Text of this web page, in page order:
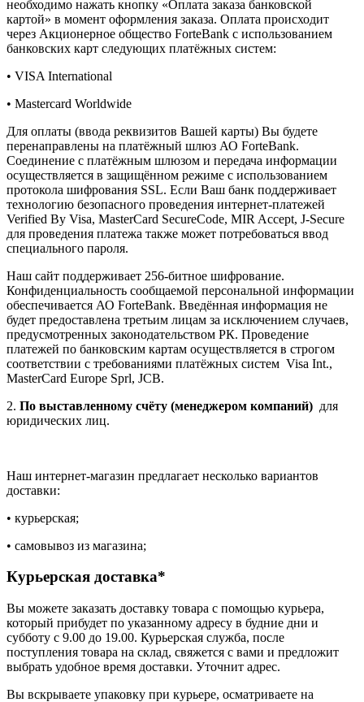
необходимо нажать кнопку «Оплата заказа банковской
картой» в момент оформления заказа. Оплата происходит
через Акционерное общество ForteBank с использованием
банковских карт следующих платёжных систем:
• VISA International
• Mastercard Worldwide
Для оплаты (ввода реквизитов Вашей карты) Вы будете
перенаправлены на платёжный шлюз АО ForteBank.
Соединение с платёжным шлюзом и передача информации
осуществляется в защищённом режиме с использованием
протокола шифрования SSL. Если Ваш банк поддерживает
технологию безопасного проведения интернет-платежей
Verified By Visa, MasterCard SecureCode, MIR Accept, J-Secure
для проведения платежа также может потребоваться ввод
специального пароля.
Наш сайт поддерживает 256-битное шифрование.
Конфиденциальность сообщаемой персональной информации
обеспечивается АО ForteBank. Введённая информация не
будет предоставлена третьим лицам за исключением случаев,
предусмотренных законодательством РК. Проведение
платежей по банковским картам осуществляется в строгом
соответствии с требованиями платёжных систем Visa Int.,
MasterCard Europe Sprl, JCB.
2. По выставленному счёту (менеджером компаний) для
юридических лиц.
Наш интернет-магазин предлагает несколько вариантов
доставки:
• курьерская;
• самовывоз из магазина;
Курьерская доставка*
Вы можете заказать доставку товара с помощью курьера,
который прибудет по указанному адресу в будние дни и
субботу с 9.00 до 19.00. Курьерская служба, после
поступления товара на склад, свяжется с вами и предложит
выбрать удобное время доставки. Уточнит адрес.
Вы вскрываете упаковку при курьере, осматриваете на